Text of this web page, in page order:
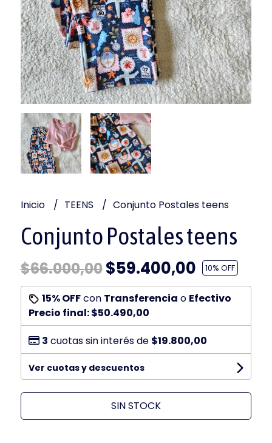
Inicio TEENS Conjunto Postales teens
Conjunto Postales teens
$66.000,00$59.400,00 10% OFF
15% OFFcon Transferencia o Efectivo
Precio final:$50.490,00
3 cuotas sin interés de $19.800,00
Ver cuotas y descuentos
SIN STOCK